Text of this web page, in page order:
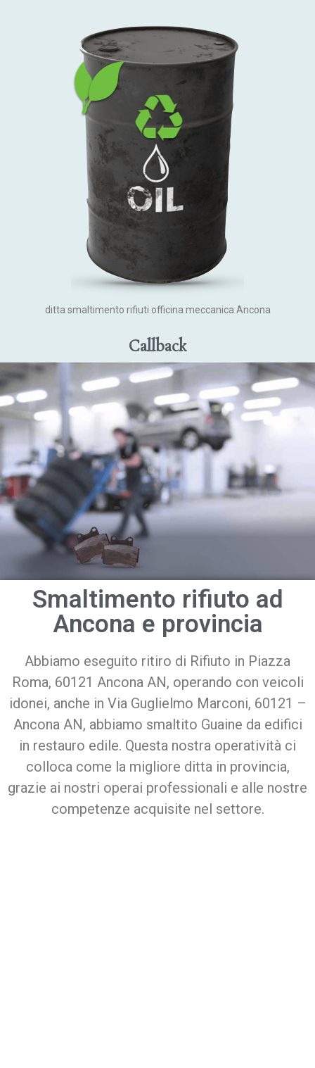
ditta smaltimento rifiuti officina meccanica Ancona
Callback
Smaltimento rifiuto ad
Ancona e provincia
Abbiamo eseguito ritiro di Rifiuto in Piazza
Roma, 60121 Ancona AN, operando con veicoli
idonei, anche in Via Guglielmo Marconi, 60121 –
Ancona AN, abbiamo smaltito Guaine da edifici
in restauro edile. Questa nostra operatività ci
colloca come la migliore ditta in provincia,
grazie ai nostri operai professionali e alle nostre
competenze acquisite nel settore.